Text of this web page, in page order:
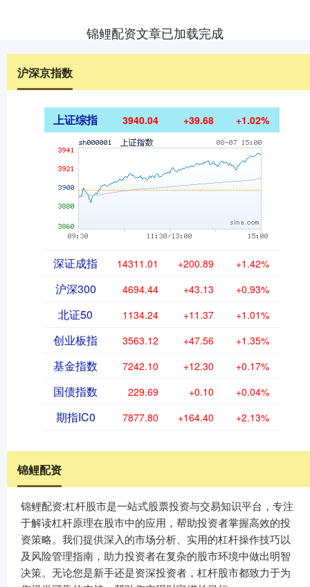
锦鲤配资文章已加载完成
沪深京指数
上证综指 3940.04 +39.68 +1.02%
深证成指 14311.01 +200.89 +1.42%
沪深300 4694.44 +43.13 +0.93%
北证50 1134.24 +11.37 +1.01%
创业板指 3563.12 +47.56 +1.35%
基金指数 7242.10 +12.30 +0.17%
国债指数 229.69 +0.10 +0.04%
期指IC0 7877.80 +164.40 +2.13%
锦鲤配资
锦鲤配资:杠杆股市是一站式股票投资与交易知识平台，专注
于解读杠杆原理在股市中的应用，帮助投资者掌握高效的投
资策略。我们提供深入的市场分析、实用的杠杆操作技巧以
及风险管理指南，助力投资者在复杂的股市环境中做出明智
决策。无论您是新手还是资深投资者，杠杆股市都致力于为